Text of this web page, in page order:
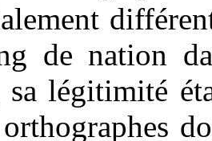
de nation
légitimité